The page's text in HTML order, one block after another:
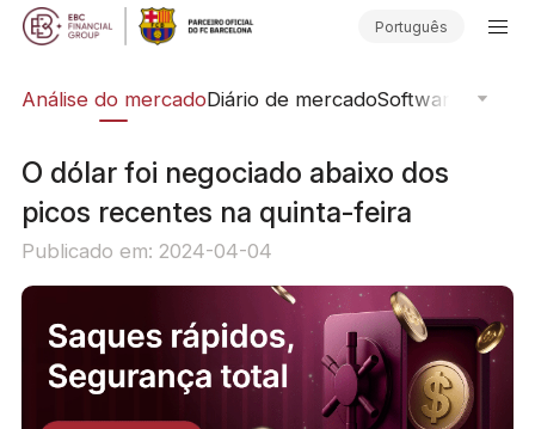
Português
Análise do mercadoDiário de mercadoSoftware de
O dólar foi negociado abaixo dos
picos recentes na quinta-feira
Publicado em: 2024-04-04